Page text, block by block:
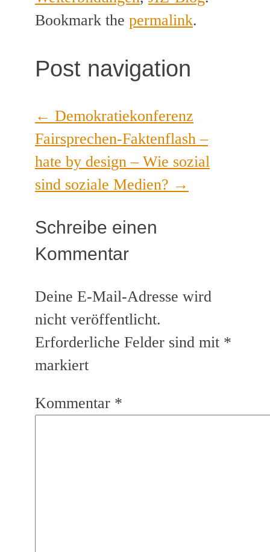
Bookmark the permalink.
Post navigation
← Demokratiekonferenz
Fairsprechen-Faktenflash –
hate by design – Wie sozial
sind soziale Medien? →
Schreibe einen
Kommentar
Deine E-Mail-Adresse wird
nicht veröffentlicht.
Erforderliche Felder sind mit *
markiert
Kommentar *